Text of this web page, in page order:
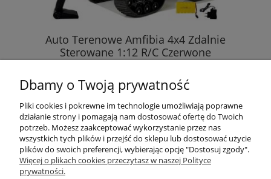
Auto Terenowe Amfibia 4x4 Zdalnie
Sterowane 1:12 R/C Czerwone
251,00 zł
DO KOSZYKA
Dbamy o Twoją prywatność
Pliki cookies i pokrewne im technologie umożliwiają poprawne
działanie strony i pomagają nam dostosować ofertę do Twoich
potrzeb. Możesz zaakceptować wykorzystanie przez nas
wszystkich tych plików i przejść do sklepu lub dostosować użycie
plików do swoich preferencji, wybierając opcję "Dostosuj zgody".
Więcej o plikach cookies przeczytasz w naszej Polityce
prywatności.